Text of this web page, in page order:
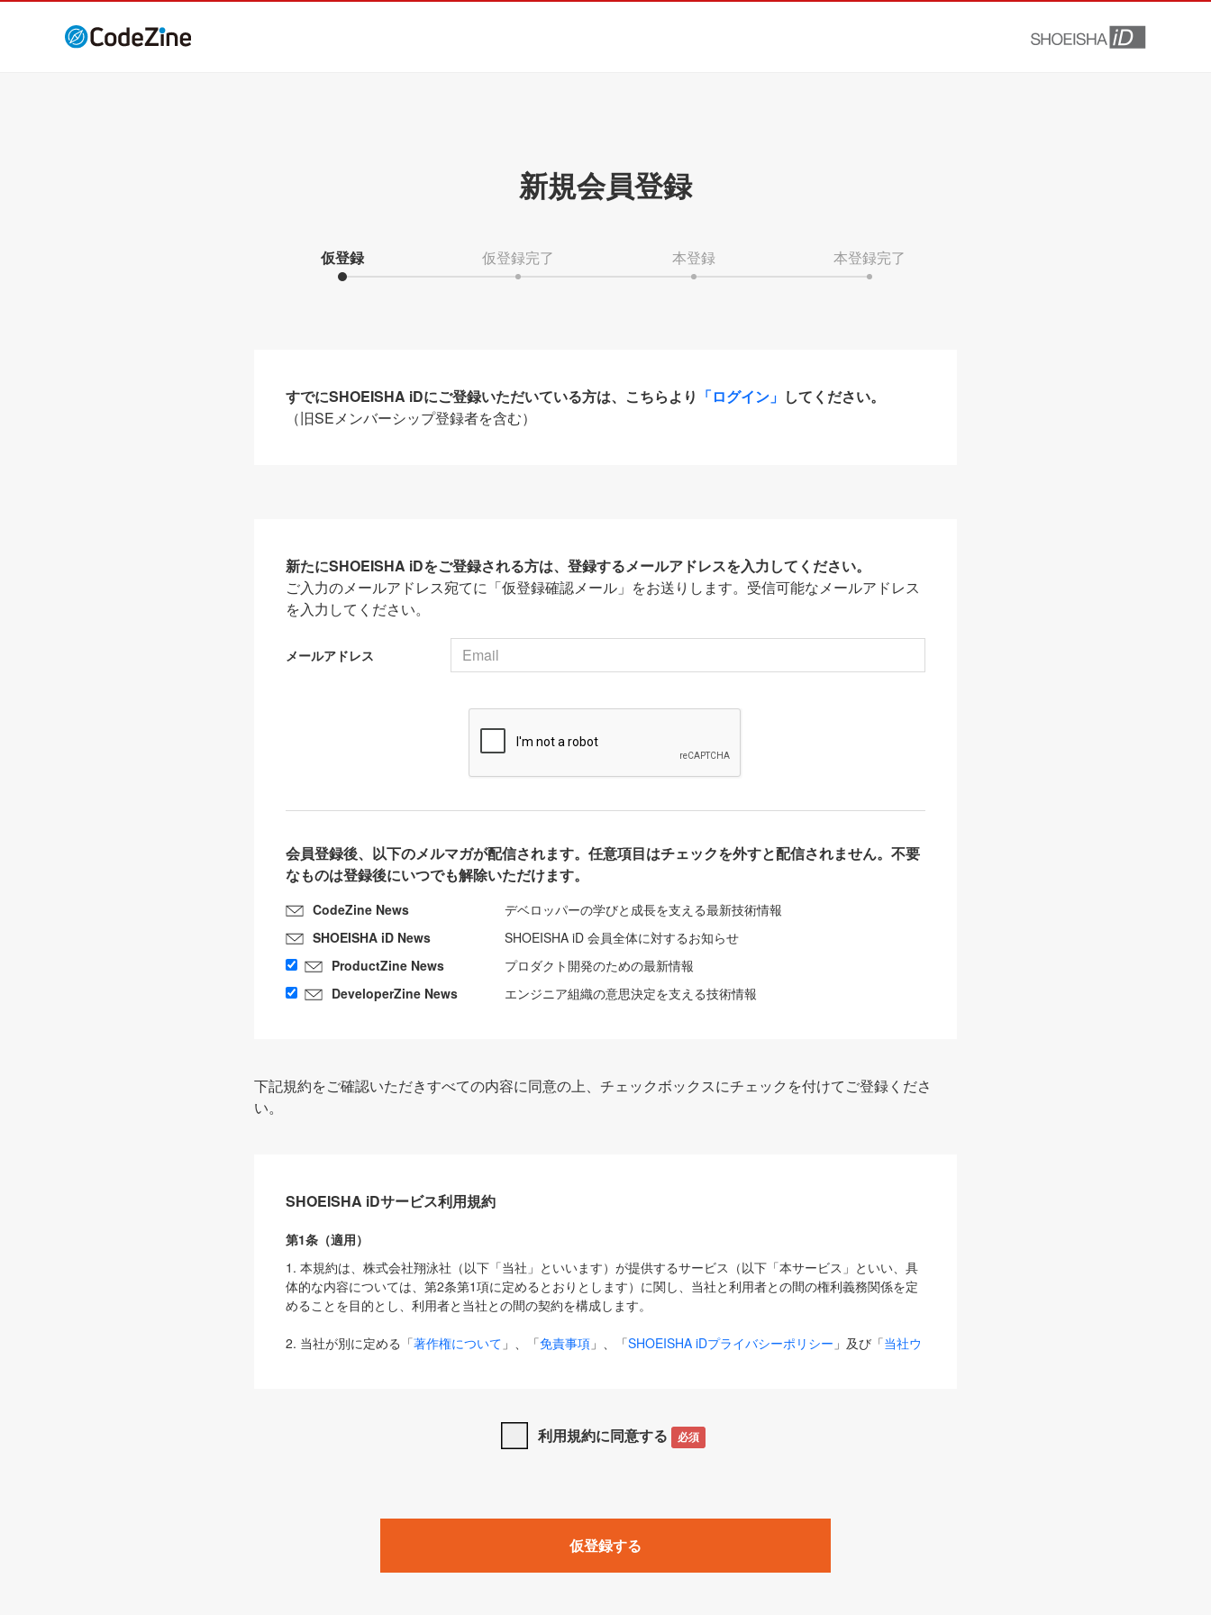
新規会員登録
仮登録 仮登録完了 本登録 本登録完了
すでにSHOEISHA iDにご登録いただいている方は、こちらより 「ログイン」 してください。
（旧SEメンバーシップ登録者を含む）
新たにSHOEISHA iDをご登録される方は、登録するメールアドレスを入力してください。
ご入力のメールアドレス宛てに「仮登録確認メール」をお送りします。受信可能なメールアドレス
を入力してください。
メールアドレス
会員登録後、以下のメルマガが配信されます。任意項目はチェックを外すと配信されません。不要
なものは登録後にいつでも解除いただけます。
CodeZine News
デベロッパーの学びと成長を支える最新技術情報
SHOEISHA iD News
SHOEISHA iD 会員全体に対するお知らせ
ProductZine News
プロダクト開発のための最新情報
DeveloperZine News
エンジニア組織の意思決定を支える技術情報
下記規約をご確認いただきすべての内容に同意の上、チェックボックスにチェックを付けてご登録くださ
い。
SHOEISHA iDサービス利用規約
第1条（適用）
1. 本規約は、株式会社翔泳社（以下「当社」といいます）が提供するサービス（以下「本サービス」といい、具
体的な内容については、第2条第1項に定めるとおりとします）に関し、当社と利用者との間の権利義務関係を定
めることを目的とし、利用者と当社との間の契約を構成します。
2. 当社が別に定める「著作権について 」、「免責事項 」、「SHOEISHA iDプライバシーポリシー 」及び「当社ウ
は、本規約の規定が優先して適用されるものとします。
1. 「本サービス」とは、当社が提供する以下のサービス（名称や内容が変更された場合、変更後のサービスを含
みます）及びこれらサービスに関連して当社が実施するイベントやキャンペーンをいいます。
「SEBook」「SEShop」「CodeZine」「MarkeZine」「EnterpriseZine」「ECzine」「Biz/Zine」「HRzine」
利用規約に同意する 必須
仮登録する